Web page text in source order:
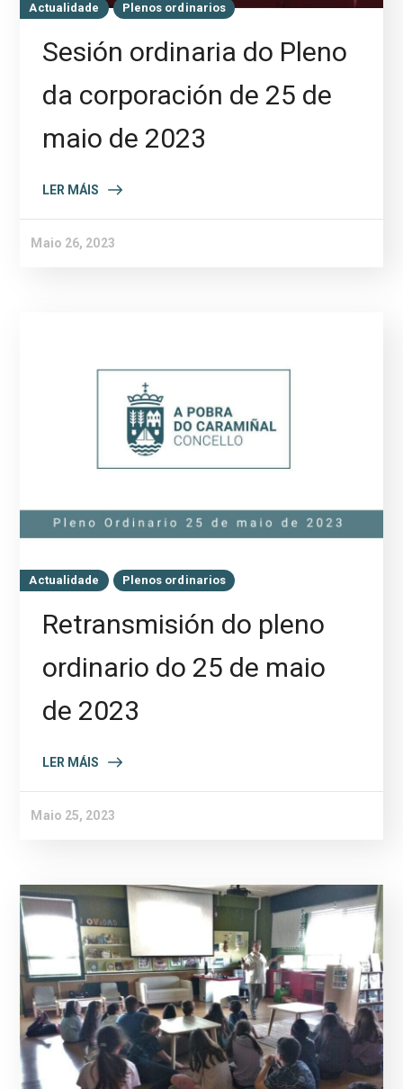
Actualidade Plenos ordinarios
Sesión ordinaria do Pleno
da corporación de 25 de
maio de 2023
LER MÁIS
Maio 26, 2023
Actualidade Plenos ordinarios
Retransmisión do pleno
ordinario do 25 de maio
de 2023
LER MÁIS
Maio 25, 2023